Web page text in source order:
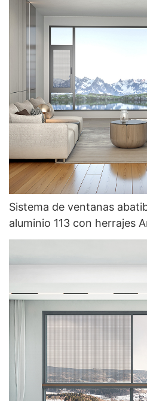
Sistema de ventanas
aluminio 113 con herrajes